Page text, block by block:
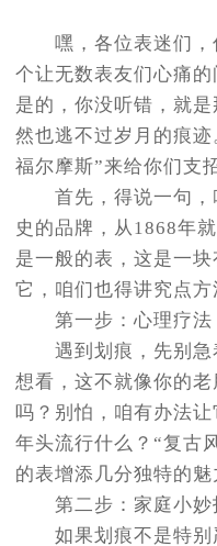
嘿，各位表迷们，
个让无数表友们心痛
是的，你没听错，就
然也逃不过岁月的痕
福尔摩斯”来给你们支
首先，得说一句，
史的品牌，从1868年
是一般的表，这是一
它，咱们也得讲究点方
第一步：心理疗法
遇到划痕，先别急
想看，这不就像你的
吗？别怕，咱有办法
年头流行什么？“复古
的表增添几分独特的魅
第二步：家庭小妙
如果划痕不是特别